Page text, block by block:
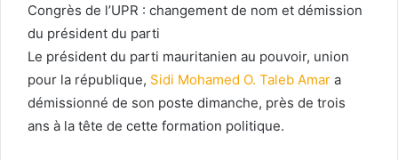
Congrès de l’UPR : changement de nom et démission
du président du parti
Le président du parti mauritanien au pouvoir, union
pour la république, Sidi Mohamed O. Taleb Amar a
démissionné de son poste dimanche, près de trois
ans à la tête de cette formation politique.